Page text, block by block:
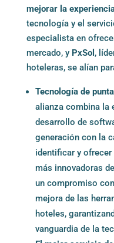
mejorar la
tecnología y el
especialista en
mercado, y PxSol ,
hoteleras, se alían
Tecnología de
alianza combina la
desarrollo de
generación con la
identificar y
más innovadoras
un compromiso
mejora de las
hoteles,
vanguardia de la